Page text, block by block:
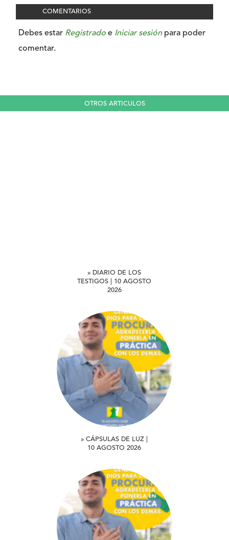
COMENTARIOS
Debes estar Registrado e Iniciar sesión para poder
comentar.
OTROS ARTICULOS
» DIARIO DE LOS
TESTIGOS | 10 AGOSTO
2026
» CÁPSULAS DE LUZ |
10 AGOSTO 2026